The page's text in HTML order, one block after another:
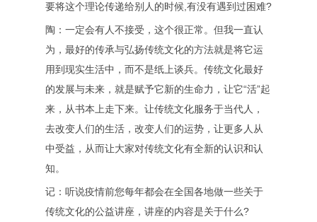
要将这个理论传递给别人的时候,有没有遇到过困难?
陶：一定会有人不接受，这个很正常。但我一直认
为，最好的传承与弘扬传统文化的方法就是将它运
用到现实生活中，而不是纸上谈兵。传统文化最好
的发展与未来，就是赋予它新的生命力，让它“活”起
来，从书本上走下来。让传统文化服务于当代人，
去改变人们的生活，改变人们的运势，让更多人从
中受益，从而让大家对传统文化有全新的认识和认
知。
记：听说疫情前您每年都会在全国各地做一些关于
传统文化的公益讲座，讲座的内容是关于什么?